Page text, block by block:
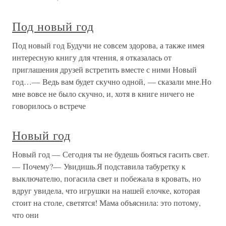
Под новый год
Под новый год Будучи не совсем здорова, а также имея
интересную книгу для чтения, я отказалась от
приглашения друзей встретить вместе с ними Новый
год…— Ведь вам будет скучно одной, — сказали мне.Но
мне вовсе не было скучно, и, хотя в книге ничего не
говорилось о встрече
Новый год
Новый год — Сегодня ты не будешь бояться гасить свет.
— Почему?— Увидишь.Я подставила табуретку к
выключателю, погасила свет и побежала в кровать, но
вдруг увидела, что игрушки на нашей елочке, которая
стоит на столе, светятся! Мама объяснила: это потому,
что они